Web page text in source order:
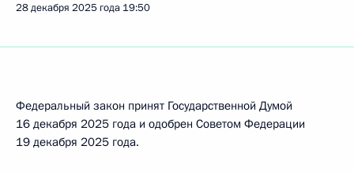
28 декабря 2025 года 19:50
Федеральный закон принят Государственной Думой
16 декабря 2025 года и одобрен Советом Федерации
19 декабря 2025 года.